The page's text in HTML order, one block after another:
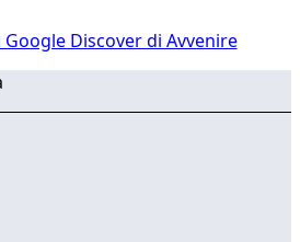
Discover di Avvenire